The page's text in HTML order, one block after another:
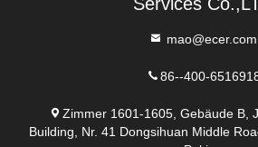
mao@ecer.com
86--400-
Zimmer 1601-1605, Gebäude B,
Building, Nr. 41 Dongsihuan Middle